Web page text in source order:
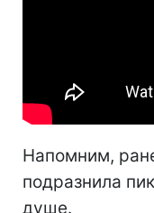
Напомним,
подразнила
душе.